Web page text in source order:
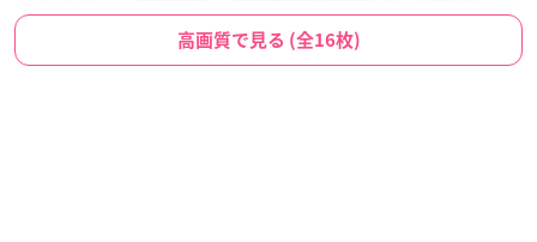
高画質で見る (全16枚)